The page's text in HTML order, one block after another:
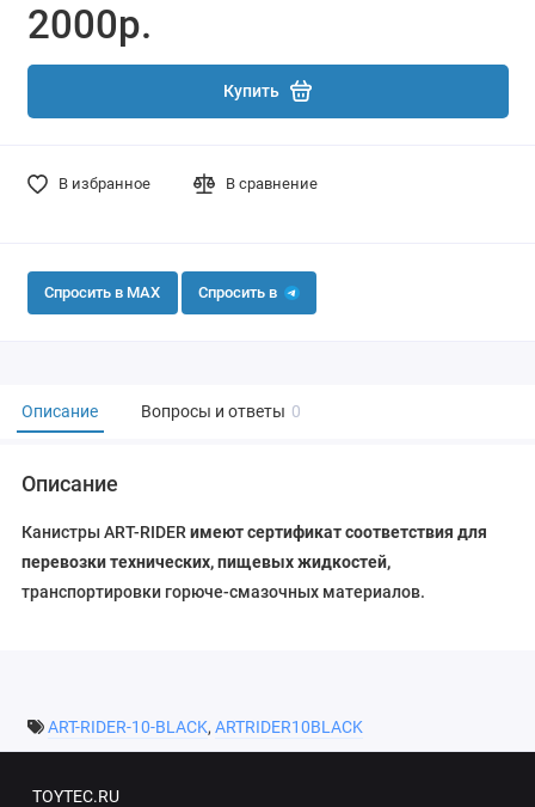
2000р.
Купить
В избранное В сравнение
Спросить в MAX Спросить в
Описание Вопросы и ответы 0
Описание
КанистрыART-RIDERимеют сертификат соответствия для
перевозки технических, пищевых жидкостей,
транспортировки горюче-смазочных материалов.
ART-RIDER-10-BLACK, ARTRIDER10BLACK
TOYTEC.RU